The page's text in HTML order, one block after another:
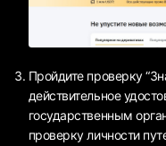
Пройдите проверку
действительное
государственным
проверку личности